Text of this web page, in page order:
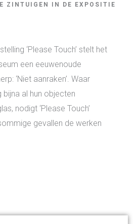
ZINTUIGEN IN DE EXPOSITIE
‘Please Touch’ stelt het
een eeuwenoude
‘Niet aanraken’. Waar
al hun objecten
nodigt ‘Please Touch’
gevallen de werken